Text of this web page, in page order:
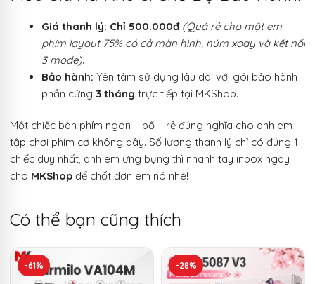
Giá thanh lý: Chỉ 500.000đ (Quá rẻ cho một em
phím layout 75% có cả màn hình, núm xoay và kết nối
3 mode).
Bảo hành: Yên tâm sử dụng lâu dài với gói bảo hành
phần cứng 3 tháng trực tiếp tại MKShop.
Một chiếc bàn phím ngon – bổ – rẻ đúng nghĩa cho anh em
tập chơi phím cơ không dây. Số lượng thanh lý chỉ có đúng 1
chiếc duy nhất, anh em ưng bụng thì nhanh tay inbox ngay
cho MKShop để chốt đơn em nó nhé!
Có thể bạn cũng thích
-61% -28%